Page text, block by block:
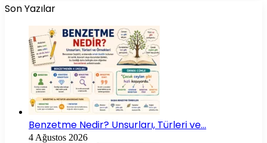
Son Yazılar
Benzetme Nedir? Unsurları, Türleri ve…
4 Ağustos 2026